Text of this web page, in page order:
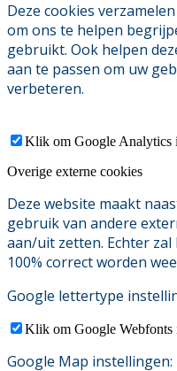
Deze cookies
om ons te helpen
gebruikt. Ook helpen
aan te passen om uw
verbeteren.
Klik om Google Analytics
Overige externe cookies
Deze website maakt
gebruik van andere
aan/uit zetten. Echter
100% correct worden
Google lettertype
Klik om Google Webfonts
Google Map instellingen: